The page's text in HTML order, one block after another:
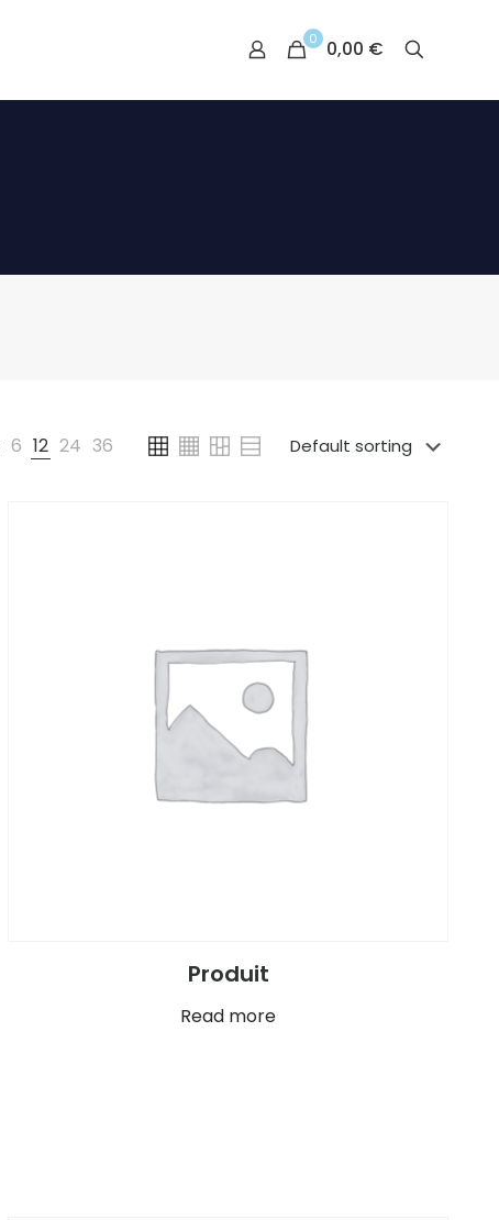
0 0,00 €
6 12 24 36
Produit
Read more